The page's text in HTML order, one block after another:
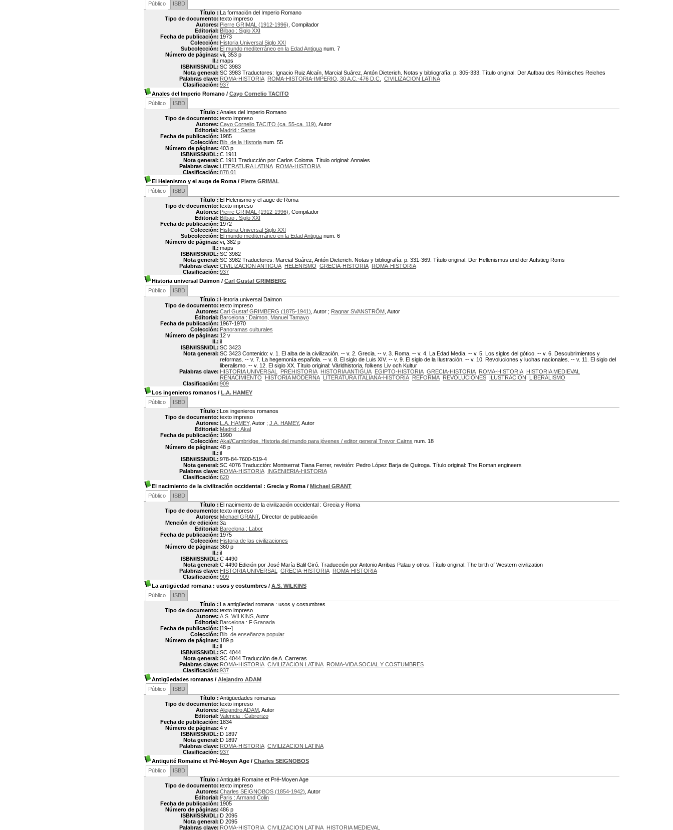
Público
ISBD
Título : La formación del Imperio Romano
Tipo de documento: texto impreso
Autores: Pierre GRIMAL (1912-1996) , Compilador
Editorial: Bilbao : Siglo XXI
Fecha de publicación: 1973
Colección: Historia Universal Siglo XXI
Subcolección: El mundo mediterráneo en la Edad Antigua num. 7
Número de páginas: vii, 353 p
Il.: maps
ISBN/ISSN/DL: SC 3983
Nota general: SC 3983 Traductores: Ignacio Ruiz Alcaín, Marcial Suárez, Antón Dieterich. Notas y bibliografía: p. 305-333. Título original: Der Aufbau des Römisches Reiches
Palabras clave: ROMA-HISTORIA ROMA-HISTORIA-IMPERIO, 30 A.C.-476 D.C.
CIVILIZACION LATINA
Clasificación: 937
Anales del Imperio Romano / Cayo Cornelio TACITO
Público
ISBD
Título : Anales del Imperio Romano
Tipo de documento: texto impreso
Autores: Cayo Cornelio TACITO (ca. 55-ca. 119) , Autor
Editorial: Madrid : Sarpe
Fecha de publicación: 1985
Colección: Bib. de la Historia num. 55
Número de páginas: 403 p
ISBN/ISSN/DL: C 1911
Nota general: C 1911 Traducción por Carlos Coloma. Título original: Annales
Palabras clave: LITERATURA LATINA ROMA-HISTORIA
Clasificación: 878.01
El Helenismo y el auge de Roma / Pierre GRIMAL
Público
ISBD
Título : El Helenismo y el auge de Roma
Tipo de documento: texto impreso
Autores: Pierre GRIMAL (1912-1996) , Compilador
Editorial: Bilbao : Siglo XXI
Fecha de publicación: 1972
Colección: Historia Universal Siglo XXI
Subcolección: El mundo mediterráneo en la Edad Antigua num. 6
Número de páginas: vi, 382 p
Il.: maps
ISBN/ISSN/DL: SC 3982
Nota general: SC 3982 Traductores: Marcial Suárez, Antón Dieterich. Notas y bibliografía: p. 331-369. Título original: Der Hellenismus und der Aufstieg Roms
Palabras clave: CIVILIZACION ANTIGUA HELENISMO GRECIA-HISTORIA ROMA-HISTORIA
Clasificación: 937
Historia universal Daimon / Carl Gustaf GRIMBERG
Público
ISBD
Título : Historia universal Daimon
Tipo de documento: texto impreso
Autores: Carl Gustaf GRIMBERG (1875-1941) , Autor ; Ragnar SVANSTRÖM , Autor
Editorial: Barcelona : Daimon, Manuel Tamayo
Fecha de publicación: 1967-1970
Colección: Panoramas culturales
Número de páginas: 12 v
Il.: il
ISBN/ISSN/DL: SC 3423
Nota general: SC 3423 Contenido: v. 1. El alba de la civilización. -- v. 2. Grecia. -- v. 3. Roma. -- v. 4. La Edad Media. -- v. 5. Los siglos del gótico. -- v. 6. Descubrimientos y
reformas. -- v. 7. La hegemonía española. -- v. 8. El siglo de Luis XIV. -- v. 9. El siglo de la Ilustración. -- v. 10. Revoluciones y luchas nacionales. -- v. 11. El siglo del
liberalismo. -- v. 12. El siglo XX. Título original: Världhistoria, folkens Liv och Kultur
Palabras clave: HISTORIA UNIVERSAL PREHISTORIA HISTORIA ANTIGUA EGIPTO-HISTORIA GRECIA-HISTORIA ROMA-HISTORIA HISTORIA MEDIEVAL
RENACIMIENTO
HISTORIA MODERNA LITERATURA ITALIANA-HISTORIA REFORMA REVOLUCIONES ILUSTRACION
LIBERALISMO
Clasificación: 909
Los ingenieros romanos / L.A. HAMEY
Público
ISBD
Título : Los ingenieros romanos
Tipo de documento: texto impreso
Autores: L.A. HAMEY, Autor ; J.A. HAMEY, Autor
Editorial: Madrid : Akal
Fecha de publicación: 1990
Colección: Akal/Cambridge. Historia del mundo para jóvenes / editor general Trevor Cairns num. 18
Número de páginas: 48 p
Il.: il
ISBN/ISSN/DL: 978-84-7600-519-4
Nota general: SC 4076 Traducción: Montserrat Tiana Ferrer, revisión: Pedro López Barja de Quiroga. Título original: The Roman engineers
Palabras clave: ROMA-HISTORIA INGENIERIA-HISTORIA
Clasificación: 620
El nacimiento de la civilización occidental : Grecia y Roma / Michael GRANT
Público
ISBD
Título : El nacimiento de la civilización occidental : Grecia y Roma
Tipo de documento: texto impreso
Autores: Michael GRANT, Director de publicación
Mención de edición: 3a
Editorial: Barcelona : Labor
Fecha de publicación: 1975
Colección: Historia de las civilizaciones
Número de páginas: 360 p
Il.: il
ISBN/ISSN/DL: C 4490
Nota general: C 4490 Edición por José María Balil Giró. Traducción por Antonio Arribas Palau y otros. Título original: The birth of Western civilization
Palabras clave: HISTORIA UNIVERSAL GRECIA-HISTORIA ROMA-HISTORIA
Clasificación: 909
La antigüedad romana : usos y costumbres / A.S. WILKINS
Público
ISBD
Título : La antigüedad romana : usos y costumbres
Tipo de documento: texto impreso
Autores: A.S. WILKINS , Autor
Editorial: Barcelona : F.Granada
Fecha de publicación: [19--]
Colección: Bib. de enseñanza popular
Número de páginas: 189 p
Il.: il
ISBN/ISSN/DL: SC 4044
Nota general: SC 4044 Traducción de A. Carreras
Palabras clave: ROMA-HISTORIA CIVILIZACION LATINA ROMA-VIDA SOCIAL Y COSTUMBRES
Clasificación: 937
Antigüedades romanas / Alejandro ADAM
Público
ISBD
Título : Antigüedades romanas
Tipo de documento: texto impreso
Autores: Alejandro ADAM , Autor
Editorial: Valencia : Cabrerizo
Fecha de publicación: 1834
Número de páginas: 4 v
ISBN/ISSN/DL: D 1897
Nota general: D 1897
Palabras clave: ROMA-HISTORIA CIVILIZACION LATINA
Clasificación: 937
Antiquité Romaine et Pré-Moyen Age / Charles SEIGNOBOS
Público
ISBD
Título : Antiquité Romaine et Pré-Moyen Age
Tipo de documento: texto impreso
Autores: Charles SEIGNOBOS (1854-1942) , Autor
Editorial: Paris : Armand Colin
Fecha de publicación: 1905
Número de páginas: 486 p
ISBN/ISSN/DL: D 2095
Nota general: D 2095
Palabras clave: ROMA-HISTORIA CIVILIZACION LATINA HISTORIA MEDIEVAL